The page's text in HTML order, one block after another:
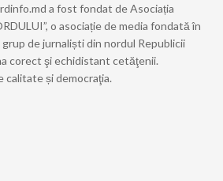
a fost fondat de Asociația
o asociație de media fondată în
de jurnaliști din nordul Republicii
corect şi echidistant cetăţenii.
calitate și democraţia.